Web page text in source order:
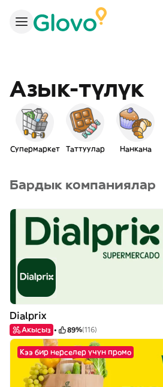
Азык-түлүк
Супермаркет Таттуулар Нанкана
Бардык компаниялар
Dialprix
Акысыз 89%(116)
Кээ бир нерселер үчүн промо